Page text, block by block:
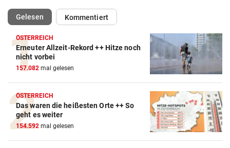
Gelesen(ausgewählt)Kommentiert
ÖSTERREICH
Erneuter Allzeit-Rekord ++ Hitze noch
nicht vorbei
157.082 mal gelesen
ÖSTERREICH
Das waren die heißesten Orte ++ So
geht es weiter
154.592 mal gelesen